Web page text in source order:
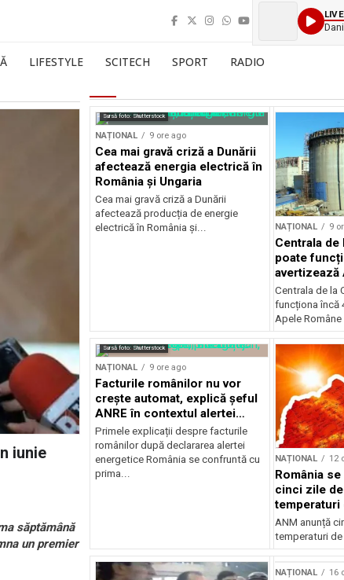
LIFESTYLE SCITECH SPORT RADIO
iunie
săptămână
un premier
Sursă foto: Shutterstock
NAȚIONAL 9 ore ago
Cea mai gravă criză a Dunării
afectează energia electrică în
România și Ungaria
Cea mai gravă criză a Dunării
afectează producția de energie
electrică în România și...
NAȚIONAL 9
Centrala de
poate
avertizează
Centrala de la
funcționa încă
Apele Române
Sursă foto: Shutterstock
NAȚIONAL 9 ore ago
Facturile românilor nu vor
crește automat, explică șeful
ANRE în contextul alertei
energetice
Primele explicații despre facturile
românilor după declararea alertei
energetice România se confruntă cu
prima...
NAȚIONAL 12
România
cinci zile
temperaturi
grade
ANM anunță
temperaturi de
NAȚIONAL 16